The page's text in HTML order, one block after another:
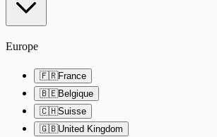
Europe
🇫🇷France
🇧🇪Belgique
🇨🇭Suisse
🇬🇧United Kingdom